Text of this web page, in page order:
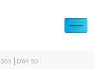
│DAY 50 │